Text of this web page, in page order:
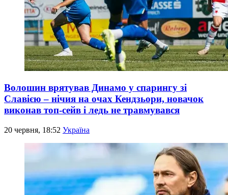
Волошин врятував Динамо у спарингу зі
Славією – нічия на очах Кендзьори, новачок
виконав топ-сейв і ледь не травмувався
20 червня, 18:52 Україна